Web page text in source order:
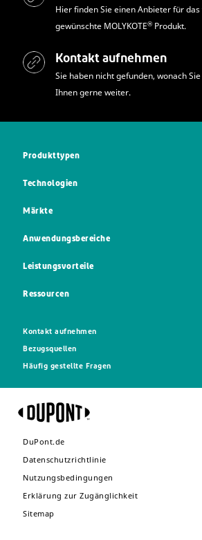
Hier finden Sie einen Anbieter für
gewünschte MOLYKOTE® Produkt.
Kontakt aufnehmen
Sie haben nicht gefunden, wonach
Ihnen gerne weiter.
Produkttypen
Technologien
Märkte
Anwendungsbereiche
Leistungsvorteile
Ressourcen
Kontakt aufnehmen
Bezugsquellen
Häufig gestellte Fragen
DuPont.de
Datenschutzrichtlinie
Nutzungsbedingungen
Erklärung zur Zugänglichkeit
Sitemap